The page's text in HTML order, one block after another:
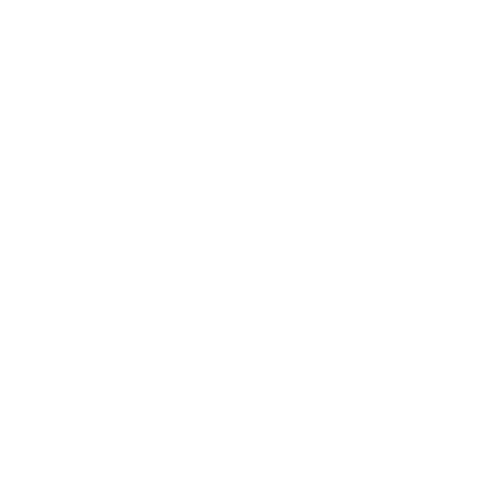
På detta hotell erbjuds event-
uppkopplad, och kabel-tv erbjuder
Parc Animalier Escher - 10,5
- 16 km Utopolis Belval - 16